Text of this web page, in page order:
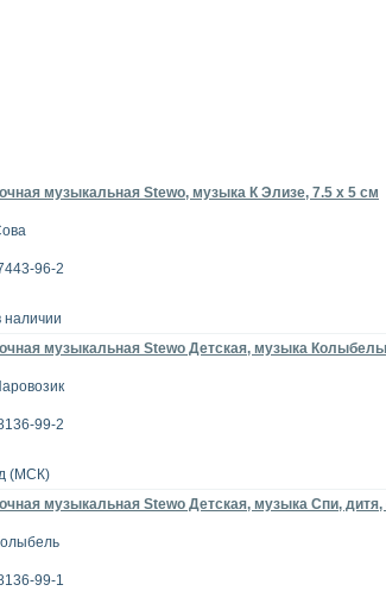
музыкальная Stewo, музыка К Элизе, 7.5 х 5 см
96-2
наличии
музыкальная Stewo Детская, музыка
99-2
(МСК)
музыкальная Stewo Детская, музыка Спи, дитя,
99-1